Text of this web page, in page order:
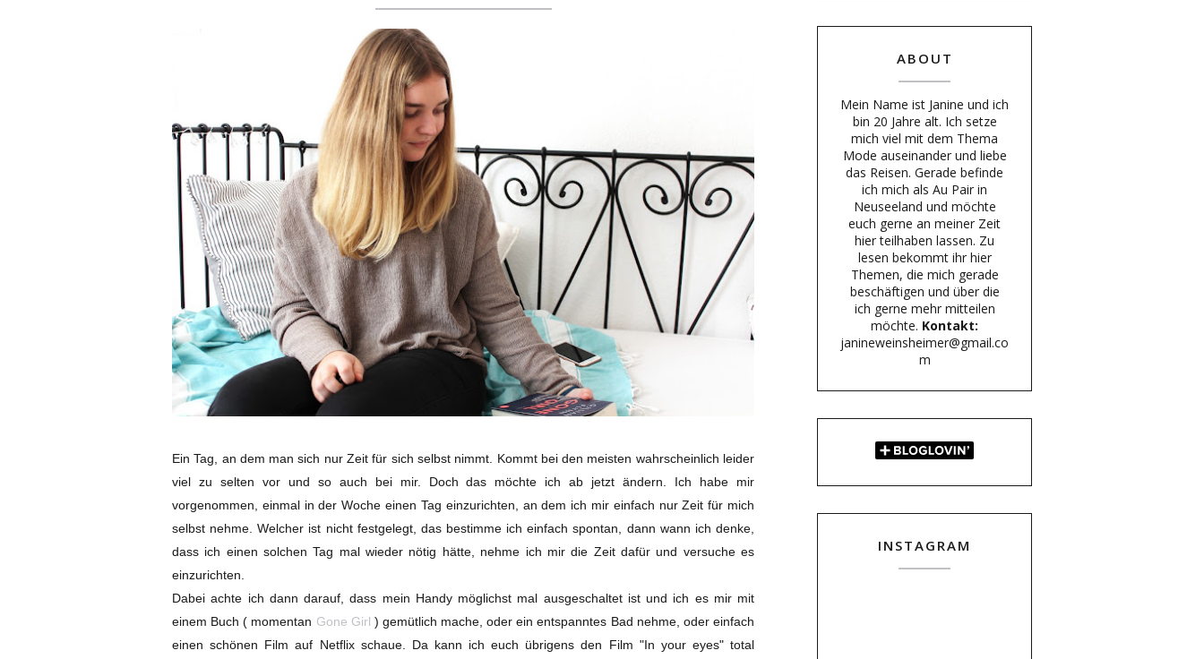
Ein Tag, an dem man sich nur Zeit für sich selbst nimmt. Kommt bei den meisten wahrscheinlich leider
viel zu selten vor und so auch bei mir. Doch das möchte ich ab jetzt ändern. Ich habe mir
vorgenommen, einmal in der Woche einen Tag einzurichten, an dem ich mir einfach nur Zeit für mich
selbst nehme. Welcher ist nicht festgelegt, das bestimme ich einfach spontan, dann wann ich denke,
dass ich einen solchen Tag mal wieder nötig hätte, nehme ich mir die Zeit dafür und versuche es
einzurichten.
Dabei achte ich dann darauf, dass mein Handy möglichst mal ausgeschaltet ist und ich es mir mit
einem Buch ( momentan Gone Girl ) gemütlich mache, oder ein entspanntes Bad nehme, oder einfach
einen schönen Film auf Netflix schaue. Da kann ich euch übrigens den Film "In your eyes" total
ABOUT
Mein Name ist Janine und ich
bin 20 Jahre alt. Ich setze
mich viel mit dem Thema
Mode auseinander und liebe
das Reisen. Gerade befinde
ich mich als Au Pair in
Neuseeland und möchte
euch gerne an meiner Zeit
hier teilhaben lassen. Zu
lesen bekommt ihr hier
Themen, die mich gerade
beschäftigen und über die
ich gerne mehr mitteilen
möchte. Kontakt:
janineweinsheimer@gmail.co
m
INSTAGRAM